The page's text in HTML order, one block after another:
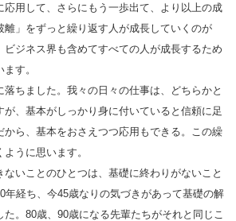
応用して、さらにもう一歩出て、より以上の成
離」をずっと繰り返す人が成長していくのが
ビジネス界も含めてすべての人が成長するため
す。
ちました。我々の日々の仕事は、どちらかと
が、基本がしっかり身に付いていると信頼に足
から、基本をおさえつつ応用もできる。この繰
うに思います。
いことのひとつは、基礎に終わりがないこと
年経ち、今45歳なりの気づきがあって基礎の解
。80歳、90歳になる先輩たちがそれと同じこ